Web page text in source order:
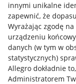
innymi unikalne
zapewnić, że
Wyrażając zgodę
urządzeniu
danych (w tym w
statystycznych)
Allegro dokładnie
Administratorem